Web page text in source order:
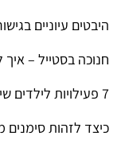
היבטים עיוניים
חנוכה בסטייל –
7 פעילויות לילדים שיעודדו חשיבה יצירתית מחוץ לקופסא
כיצד לזהות